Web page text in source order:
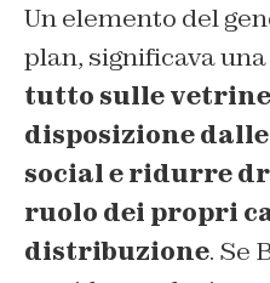
Un elemento del
plan, significava una
tutto sulle vetrine
disposizione
social e ridurre
ruolo dei propri
distribuzione. Se